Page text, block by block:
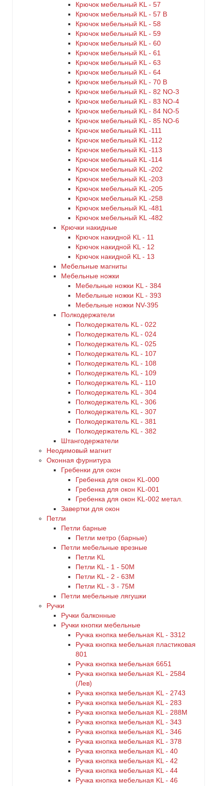
Крючок мебельный KL - 57
Крючок мебельный KL - 57 B
Крючок мебельный KL - 58
Крючок мебельный KL - 59
Крючок мебельный KL - 60
Крючок мебельный KL - 61
Крючок мебельный KL - 63
Крючок мебельный KL - 64
Крючок мебельный KL - 70 B
Крючок мебельный KL - 82 NO-3
Крючок мебельный KL - 83 NO-4
Крючок мебельный KL - 84 NO-5
Крючок мебельный KL - 85 NO-6
Крючок мебельный KL -111
Крючок мебельный KL -112
Крючок мебельный KL -113
Крючок мебельный KL -114
Крючок мебельный KL -202
Крючок мебельный KL -203
Крючок мебельный KL -205
Крючок мебельный KL -258
Крючок мебельный KL -481
Крючок мебельный KL -482
Крючки накидные
Крючок накидной KL - 11
Крючок накидной KL - 12
Крючок накидной KL - 13
Мебельные магниты
Мебельные ножки
Мебельные ножки KL - 384
Мебельные ножки KL - 393
Мебельные ножки NV-395
Полкодержатели
Полкодержатель KL - 022
Полкодержатель KL - 024
Полкодержатель KL - 025
Полкодержатель KL - 107
Полкодержатель KL - 108
Полкодержатель KL - 109
Полкодержатель KL - 110
Полкодержатель KL - 304
Полкодержатель KL - 306
Полкодержатель KL - 307
Полкодержатель KL - 381
Полкодержатель KL - 382
Штангодержатели
Неодимовый магнит
Оконная фурнитура
Гребенки для окон
Гребенка для окон KL-000
Гребенка для окон KL-001
Гребенка для окон KL-002 метал.
Завертки для окон
Петли
Петли барные
Петли метро (барные)
Петли мебельные врезные
Петли KL
Петли KL - 1 - 50M
Петли KL - 2 - 63M
Петли KL - 3 - 75M
Петли мебельные лягушки
Ручки
Ручки балконные
Ручки кнопки мебельные
Ручка кнопка мебельная KL - 3312
Ручка кнопка мебельная пластиковая
801
Ручка кнопка мебельная 6651
Ручка кнопка мебельная KL - 2584
(Лев)
Ручка кнопка мебельная KL - 2743
Ручка кнопка мебельная KL - 283
Ручка кнопка мебельная KL - 288M
Ручка кнопка мебельная KL - 343
Ручка кнопка мебельная KL - 346
Ручка кнопка мебельная KL - 378
Ручка кнопка мебельная KL - 40
Ручка кнопка мебельная KL - 42
Ручка кнопка мебельная KL - 44
Ручка кнопка мебельная KL - 46